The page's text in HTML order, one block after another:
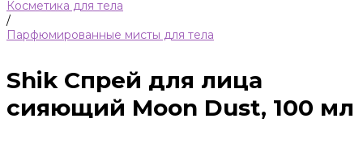
Косметика для тела
/
Парфюмированные мисты для тела
Shik Спрей для лица
сияющий Moon Dust, 100 мл